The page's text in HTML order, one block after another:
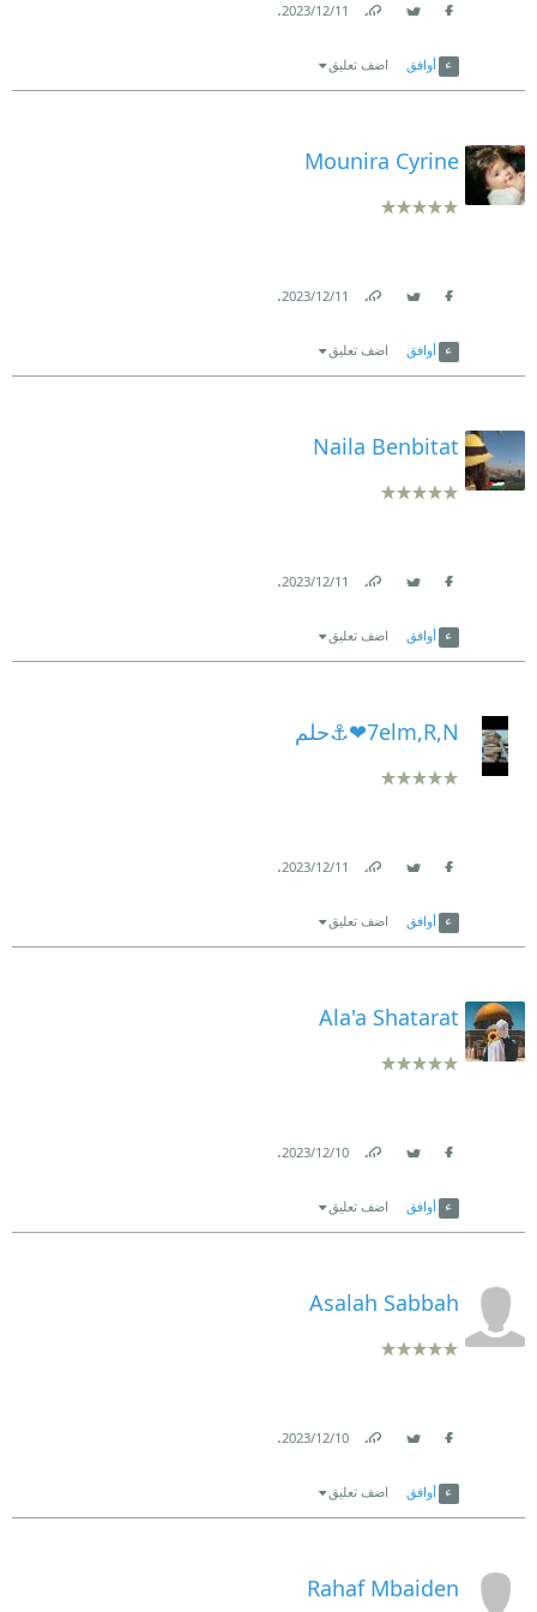
11‏/12‏/2023
.
أوافق اضف تعليق
Mounira Cyrine
11‏/12‏/2023
.
أوافق اضف تعليق
Naila Benbitat
11‏/12‏/2023
.
أوافق اضف تعليق
7elm,R,N❤⚓حلم
11‏/12‏/2023
.
أوافق اضف تعليق
Ala'a Shatarat
10‏/12‏/2023
.
أوافق اضف تعليق
Asalah Sabbah
10‏/12‏/2023
.
أوافق اضف تعليق
Rahaf Mbaiden